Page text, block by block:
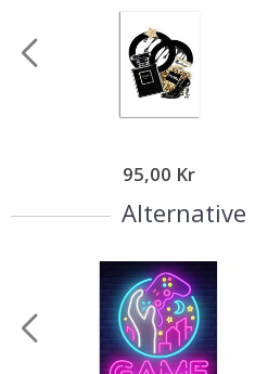
95,00 Kr
Alternative